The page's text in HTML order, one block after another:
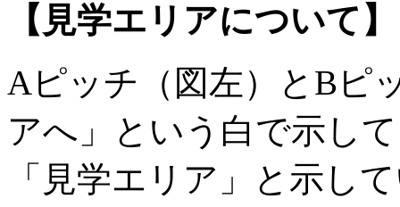
【見学エリアについて】
Aピッチ（図左）とBピ
アへ」という白で示し
「見学エリア」と示し